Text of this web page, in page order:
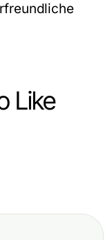
Like
Erlebnis
Batlló